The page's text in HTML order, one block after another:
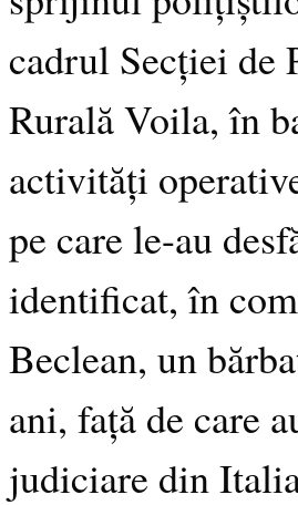
cadrul Secției de
Rurală Voila, în
activități
pe care le-au
identificat, în
Beclean, un
ani, față de care
judiciare din